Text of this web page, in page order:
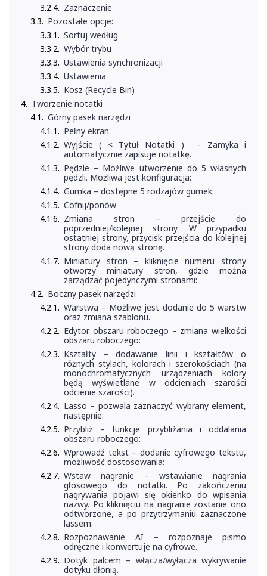
Zaznaczenie
Pozostałe opcje:
Sortuj według
Wybór trybu
Ustawienia synchronizacji
Ustawienia
Kosz (Recycle Bin)
Tworzenie notatki
Górny pasek narzędzi
Pełny ekran
Wyjście ( < Tytuł Notatki ) – Zamyka i
automatycznie zapisuje notatkę.
Pędzle – Możliwe utworzenie do 5 własnych
pędzli. Możliwa jest konfiguracja:
Gumka – dostępne 5 rodzajów gumek:
Cofnij/ponów
Zmiana stron – przejście do
poprzedniej/kolejnej strony. W przypadku
ostatniej strony, przycisk przejścia do kolejnej
strony doda nową stronę.
Miniatury stron – kliknięcie numeru strony
otworzy miniatury stron, gdzie można
zarządzać pojedynczymi stronami:
Boczny pasek narzędzi
Warstwa – Możliwe jest dodanie do 5 warstw
oraz zmiana szablonu.
Edytor obszaru roboczego – zmiana wielkości
obszaru roboczego:
Kształty – dodawanie linii i kształtów o
różnych stylach, kolorach i szerokościach (na
monochromatycznych urządzeniach kolory
będą wyświetlane w odcieniach szarości
odcienie szarości).
Lasso – pozwala zaznaczyć wybrany element,
następnie:
Przybliż – funkcje przybliżania i oddalania
obszaru roboczego:
Wprowadź tekst – dodanie cyfrowego tekstu,
możliwość dostosowania:
Wstaw nagranie – wstawianie nagrania
głosowego do notatki. Po zakończeniu
nagrywania pojawi się okienko do wpisania
nazwy. Po kliknięciu na nagranie zostanie ono
odtworzone, a po przytrzymaniu zaznaczone
lassem.
Rozpoznawanie AI – rozpoznaje pismo
odręczne i konwertuje na cyfrowe.
Dotyk palcem – włącza/wyłącza wykrywanie
dotyku dłonią.